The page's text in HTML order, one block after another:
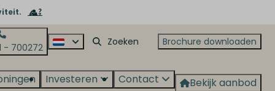
- 700272 Brochure downloaden
Investeren Contact Bekijk aanbod